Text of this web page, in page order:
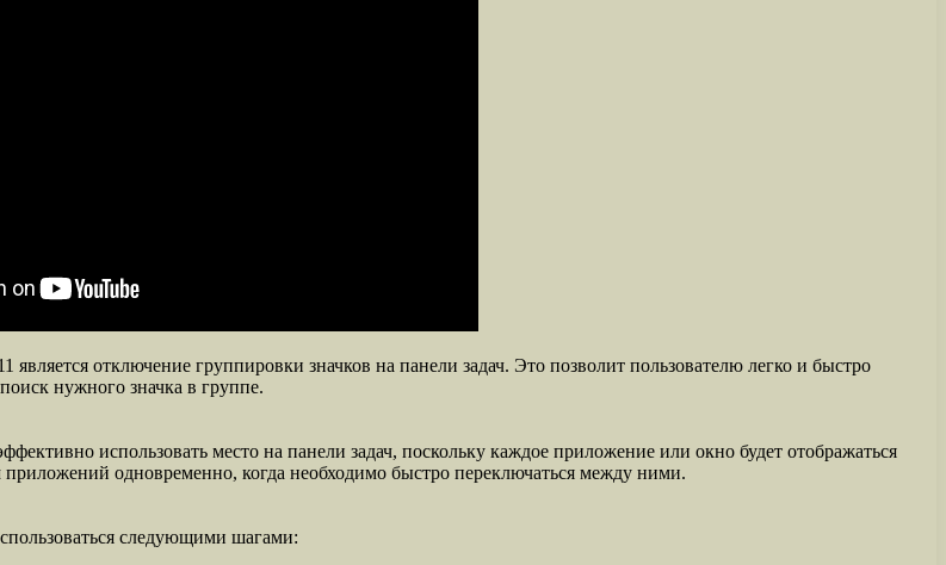
отключение группировки значков на панели задач. Это позволит пользователю легко и быстро
нужного значка в группе.
использовать место на панели задач, поскольку каждое приложение или окно будет отображаться
одновременно, когда необходимо быстро переключаться между ними.
следующими шагами: